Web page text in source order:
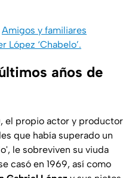
Amigos y familiares
López ‘Chabelo’.
años de
el propio actor y productor
que había superado un
', le sobreviven su viuda
casó en 1969, así como